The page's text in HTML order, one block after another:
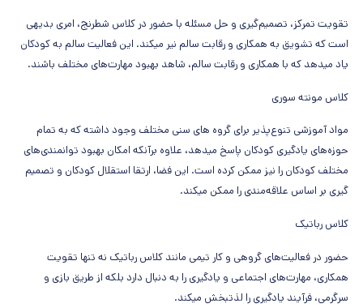
تقویت تمرکز، تصمیم‌گیری و حل مسئله با حضور در کلاس شطرنج، امری بدیهی
است که تشویق به همکاری و رقابت سالم نیر میکند. این فعالیت سالم به کودکان
یاد میدهد که با همکاری و رقابت سالم، شاهد بهبود مهارت‌های مختلف باشند.
کلاس مونته سوری
مواد آموزشی تنوع‌پذیر برای گروه های سنی مختلف وجود داشته که به تمام
حوزه‌های یادگیری کودکان پاسخ میدهد، علاوه برآنکه امکان بهبود توانمندی‌های
مختلف کودکان را نیز ممکن کرده است. این فضا، ارتقا استقلال کودکان و تصمیم
گیری بر اساس علاقه‌مندی را ممکن میکند.
کلاس رباتیک
حضور در فعالیت‌های گروهی و کار تیمی مانند کلاس رباتیک نه تنها تقویت
همکاری، مهارت‌های اجتماعی و یادگیری را به دنبال دارد بلکه از طریق بازی و
سرگرمی، فرآیند یادگیری را لذتبخش میکند.